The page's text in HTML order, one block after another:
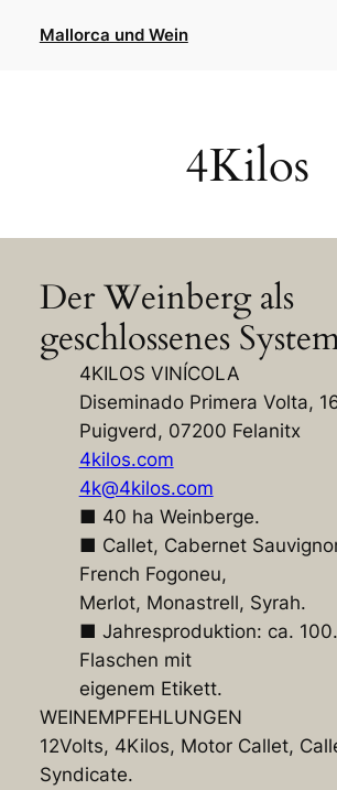
Mallorca und Wein
4Kilos
Der Weinberg als
geschlossenes
4KILOS VINÍCOLA
Diseminado Primera Volta,
Puigverd, 07200 Felanitx
4kilos.com
4k@4kilos.com
■ 40 ha Weinberge.
■ Callet, Cabernet
French Fogoneu,
Merlot, Monastrell, Syrah.
■ Jahresproduktion: ca.
Flaschen mit
eigenem Etikett.
WEINEMPFEHLUNGEN
12Volts, 4Kilos, Motor Callet,
Syndicate.